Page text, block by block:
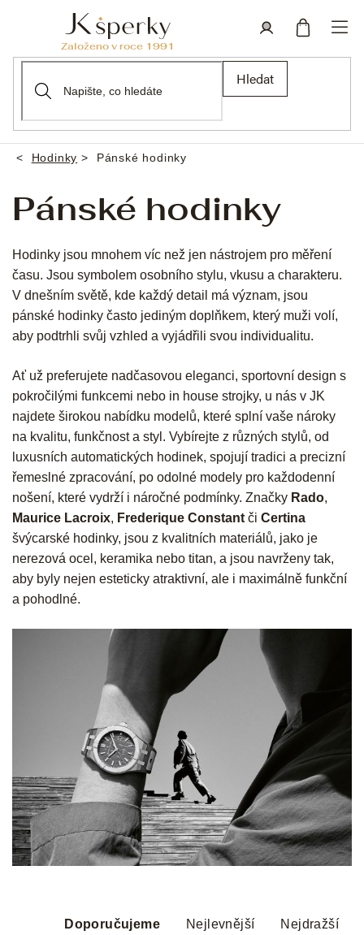
Hledat
Domů
Hodinky Pánské hodinky
Pánské hodinky
Hodinky jsou mnohem víc než jen nástrojem pro měření
času. Jsou symbolem osobního stylu, vkusu a charakteru.
V dnešním světě, kde každý detail má význam, jsou
pánské hodinky často jediným doplňkem, který muži volí,
aby podtrhli svůj vzhled a vyjádřili svou individualitu.
Ať už preferujete nadčasovou eleganci, sportovní design s
pokročilými funkcemi nebo in house strojky, u nás v JK
najdete širokou nabídku modelů, které splní vaše nároky
na kvalitu, funkčnost a styl. Vybírejte z různých stylů, od
luxusních automatických hodinek, spojují tradici a precizní
řemeslné zpracování, po odolné modely pro každodenní
nošení, které vydrží i náročné podmínky. Značky Rado,
Maurice Lacroix, Frederique Constant či Certina
švýcarské hodinky, jsou z kvalitních materiálů, jako je
nerezová ocel, keramika nebo titan, a jsou navrženy tak,
aby byly nejen esteticky atraktivní, ale i maximálně funkční
a pohodlné.
Doporučujeme Nejlevnější Nejdražší